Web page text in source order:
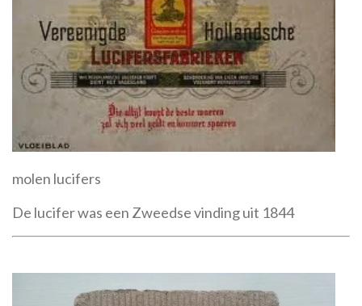
molen lucifers
De lucifer was een Zweedse vinding uit 1844